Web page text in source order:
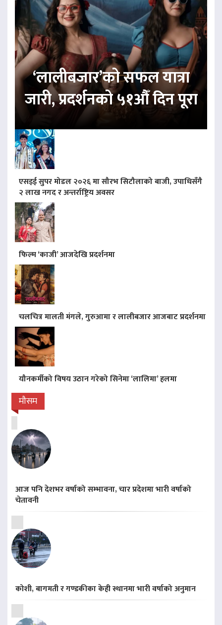
‘लालीबजार’को सफल यात्रा
जारी, प्रदर्शनको ५१औँ दिन पूरा
एसइई सुपर मोडल २०२६ मा सौरभ सिटौलाको बाजी, उपाधिसँगै
२ लाख नगद र अन्तर्राष्ट्रिय अवसर
फिल्म ‘काजी’ आजदेखि प्रदर्शनमा
चलचित्र मालती मंगले, गुरुआमा र लालीबजार आजबाट प्रदर्शनमा
यौनकर्मीको विषय उठान गरेको सिनेमा ‘लालिमा’ हलमा
मौसम
आज पनि देशभर वर्षाको सम्भावना, चार प्रदेशमा भारी वर्षाको
चेतावनी
कोशी, बागमती र गण्डकीका केही स्थानमा भारी वर्षाको अनुमान